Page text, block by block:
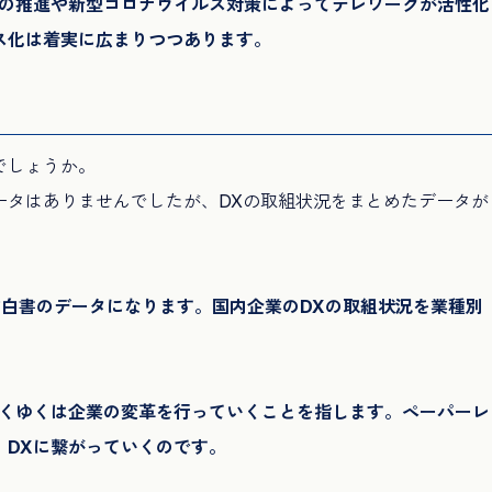
推進や新型コロナウイルス対策によってテレワークが活性化
は着実に広まりつつあります。
ょうか。
はありませんでしたが、DXの取組状況をまとめたデータが
書のデータになります。国内企業のDXの取組状況を業種別
ゆくは企業の変革を行っていくことを指します。ペーパーレ
に繋がっていくのです。